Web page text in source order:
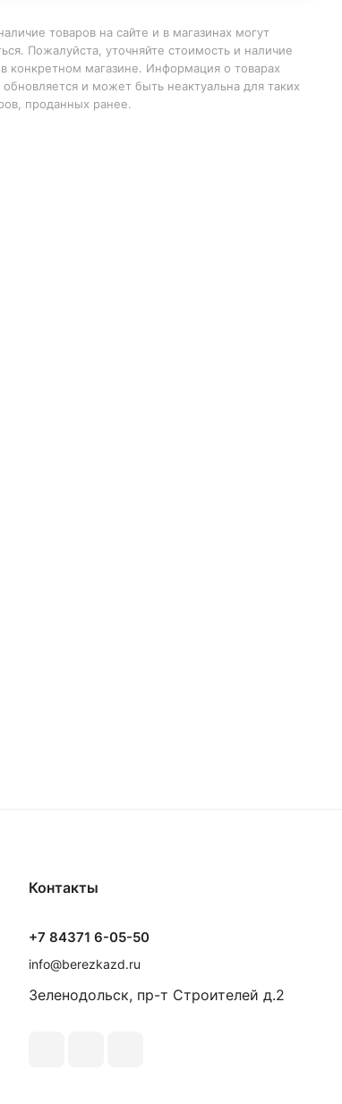
товаров на сайте и в магазинах могут
Пожалуйста, уточняйте стоимость и наличие
конкретном магазине. Информация о товарах
обновляется и может быть неактуальна для таких
проданных ранее.
Контакты
+7 84371 6-05-50
info@berezkazd.ru
Зеленодольск, пр-т Строителей д.2